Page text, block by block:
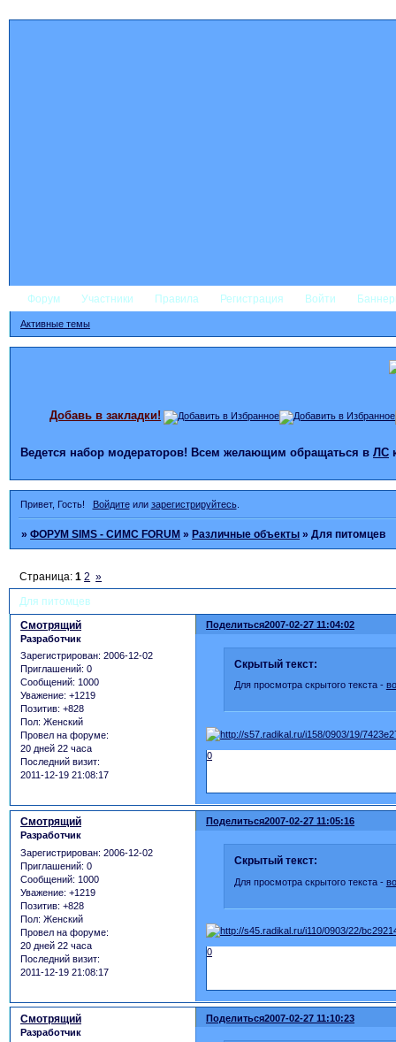
Форум Участники Правила Регистрация Войти
Активные темы
Добавь в закладки!
Ведется набор модераторов! Всем желающим обращаться в ЛС
Привет, Гость! Войдитеили зарегистрируйтесь.
»ФОРУМ SIMS - СИМС FORUM »Различные объекты »Для питомцев
Для питомцев
Страница:1 2 »
Поделиться2007-02-27 11:04:02
Смотрящий
Разработчик
Зарегистрирован: 2006-12-02
Приглашений: 0
Сообщений: 1000
Уважение: +1219
Позитив: +828
Пол: Женский
Провел на форуме:
20 дней 22 часа
Последний визит:
2011-12-19 21:08:17
Скрытый текст:
Для просмотра скрытого текста -
0
Поделиться2007-02-27 11:05:16
Смотрящий
Разработчик
Зарегистрирован: 2006-12-02
Приглашений: 0
Сообщений: 1000
Уважение: +1219
Позитив: +828
Пол: Женский
Провел на форуме:
20 дней 22 часа
Последний визит:
2011-12-19 21:08:17
Скрытый текст:
Для просмотра скрытого текста -
0
Поделиться2007-02-27 11:10:23
Смотрящий
Разработчик